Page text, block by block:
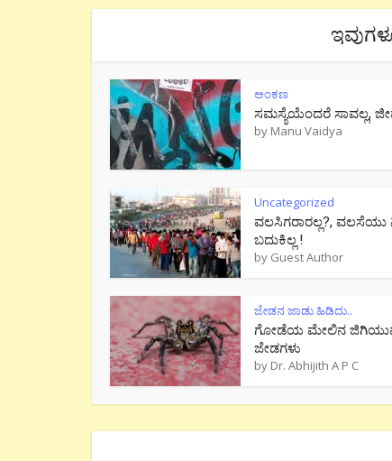
ಅಂಕಣ
ಸಮಸ್ಯೆಯೆಂದರೆ ಸಾವಲ್ಲ,
by Manu Vaidya
Uncategorized
ವಲಸಿಗರಾರಲ್ಲ?, ವಲಸೆಯು
ಬದುಕಿಲ್ಲ !
by Guest Author
ಜೇಡನ ಜಾಡು ಹಿಡಿದು..
ಗೋಡೆಯ ಮೇಲಿನ
ಜೇಡಗಳು
by Dr. Abhijith A P C